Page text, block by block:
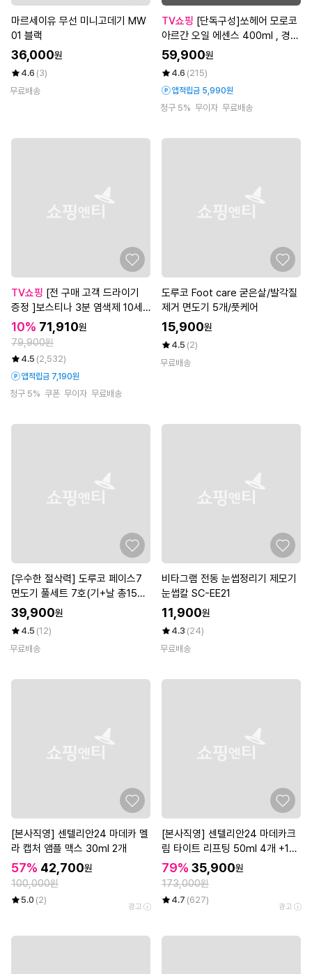
마르세이유 무선 미니고데기 MW
01 블랙
36,000원
4.6 (3)
무료배송
TV쇼핑
아르간 오일 에센스 400ml , 경품
59,900원
4.6 (215)
앱적립금 5,990원
청구 5% 무이자 무료배송
TV쇼핑
증정 ]보스티나 3분 염색제 10세
트
10% 71,910원
79,900원
4.5 (2,532)
앱적립금 7,190원
청구 5% 쿠폰 무이자 무료배송
도루코 Foot care 굳은살/발각질
제거 면도기 5개/풋케어
15,900원
4.5 (2)
무료배송
[우수한 절삭력] 도루코 페이스7
면도기 풀세트 7호(기+날 총15입
+쉐이빙폼+케이스)
39,900원
4.5 (12)
무료배송
비타그램 전동 눈썹정리기 제모기
눈썹칼 SC-EE21
11,900원
4.3 (24)
무료배송
[본사직영] 센텔리안24 마데카 멜
라 캡처 앰플 맥스 30ml 2개
57% 42,700원
100,000원
5.0 (2)
광고
[본사직영] 센텔리안24 마데카크
림 타이트 리프팅 50ml 4개 +15
ml 1개
79% 35,900원
173,000원
4.7 (627)
광고